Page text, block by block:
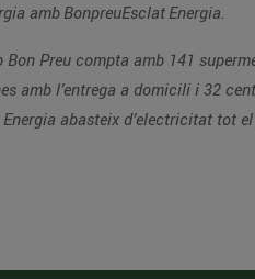
amb BonpreuEsclat Energia.
Bon Preu compta amb 141
amb l’entrega a domicili i 32
abasteix d’electricitat tot